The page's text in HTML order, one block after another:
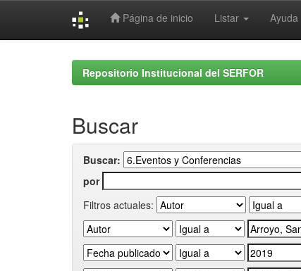
Página de inicio Listar Ayuda
Repositorio Institucional del SERFOR
Buscar
Buscar:
por
Filtros actuales: